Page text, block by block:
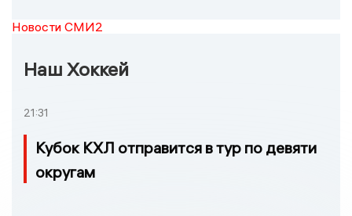
Новости СМИ2
Наш Хоккей
21:31
Кубок КХЛ отправится в тур по девяти
округам